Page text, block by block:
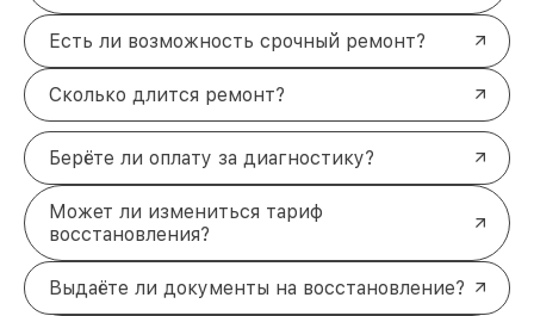
Есть ли возможность срочный ремонт?
Сколько длится ремонт?
Берёте ли оплату за диагностику?
Может ли измениться тариф
восстановления?
Выдаёте ли документы на восстановление?